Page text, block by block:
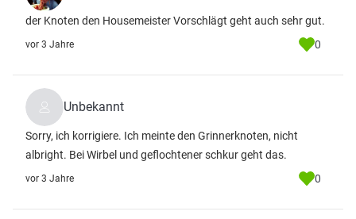
der Knoten den Housemeister Vorschlägt geht auch sehr gut.
vor 3 Jahre 0
Unbekannt
Sorry, ich korrigiere. Ich meinte den Grinnerknoten, nicht
albright. Bei Wirbel und geflochtener schkur geht das.
vor 3 Jahre 0